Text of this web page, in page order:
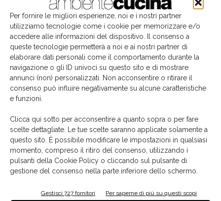
Per fornire le migliori esperienze, noi e i nostri partner
utilizziamo tecnologie come i cookie per memorizzare e/o
accedere alle informazioni del dispositivo. Il consenso a
queste tecnologie permetterà a noi e ai nostri partner di
elaborare dati personali come il comportamento durante la
navigazione o gli ID univoci su questo sito e di mostrare
annunci (non) personalizzati. Non acconsentire o ritirare il
consenso può influire negativamente su alcune caratteristiche
e funzioni.
Clicca qui sotto per acconsentire a quanto sopra o per fare
scelte dettagliate. Le tue scelte saranno applicate solamente a
questo sito. È possibile modificare le impostazioni in qualsiasi
momento, compreso il ritiro del consenso, utilizzando i
pulsanti della Cookie Policy o cliccando sul pulsante di
gestione del consenso nella parte inferiore dello schermo.
Gestisci 727 fornitori Per saperne di più su questi scopi
2 3 4
Edicola